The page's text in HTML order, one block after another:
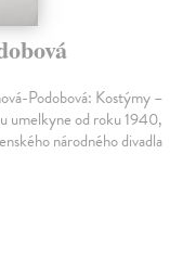
Podobová: Kostýmy –
umelkyne od roku 1940,
národného divadla